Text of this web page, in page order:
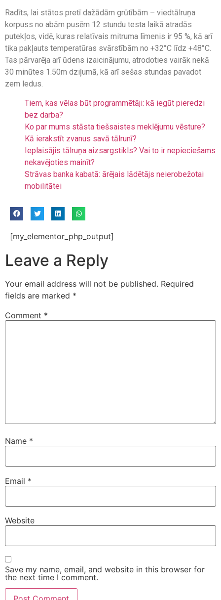
Radīts, lai stātos pretī dažādām grūtībām – viedtālruņa
korpuss no abām pusēm 12 stundu testa laikā atradās
putekļos, vidē, kuras relatīvais mitruma līmenis ir 95 %, kā arī
tika pakļauts temperatūras svārstībām no +32°C līdz +48°C.
Tas pārvarēja arī ūdens izaicinājumu, atrodoties vairāk nekā
30 minūtes 1.50m dziļumā, kā arī sešas stundas pavadot
zem ledus.
Tiem, kas vēlas būt programmētāji: kā iegūt pieredzi
bez darba?
Ko par mums stāsta tiešsaistes meklējumu vēsture?
Kā ierakstīt zvanus savā tālrunī?
Ieplaisājis tālruņa aizsargstikls? Vai to ir nepieciešams
nekavējoties mainīt?
Strāvas banka kabatā: ārējais lādētājs neierobežotai
mobilitātei
[my_elementor_php_output]
Leave a Reply
Your email address will not be published. Required
fields are marked *
Comment *
Name *
Email *
Website
Save my name, email, and website in this browser for
the next time I comment.